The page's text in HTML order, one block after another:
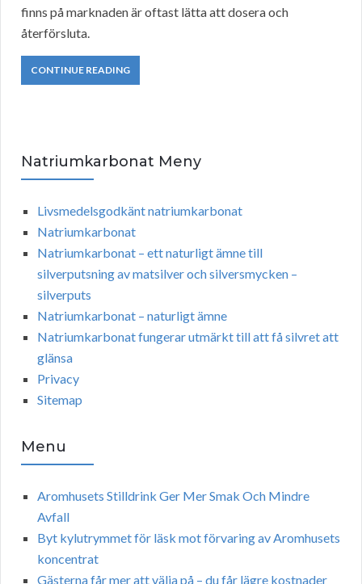
finns på marknaden är oftast lätta att dosera och
återförsluta.
CONTINUE READING
Natriumkarbonat Meny
Livsmedelsgodkänt natriumkarbonat
Natriumkarbonat
Natriumkarbonat – ett naturligt ämne till
silverputsning av matsilver och silversmycken –
silverputs
Natriumkarbonat – naturligt ämne
Natriumkarbonat fungerar utmärkt till att få silvret att
glänsa
Privacy
Sitemap
Menu
Aromhusets Stilldrink Ger Mer Smak Och Mindre
Avfall
Byt kylutrymmet för läsk mot förvaring av Aromhusets
koncentrat
Gästerna får mer att välja på – du får lägre kostnader